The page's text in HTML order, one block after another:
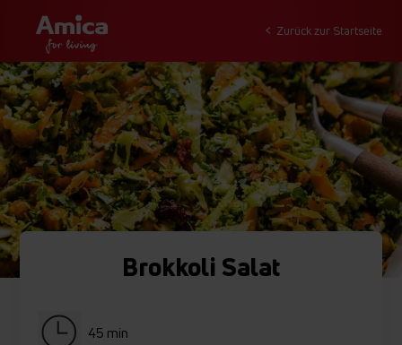
Zurück zur Startseite
Brokkoli Salat
45 min